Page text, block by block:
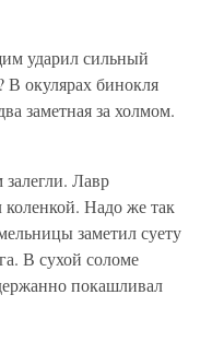
ударил сильный
В окулярах бинокля
заметная за холмом.
Лавр
коленкой. Надо же так
заметил суету
В сухой соломе
покашливал